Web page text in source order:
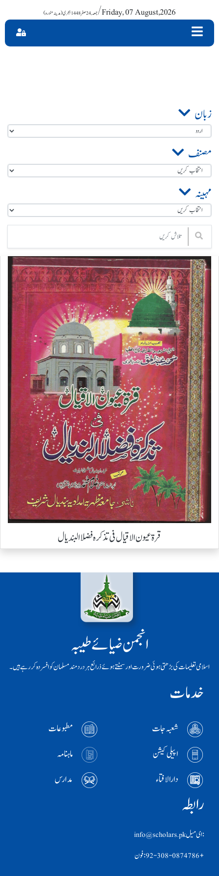
جمعہ , 24 صفر 1448 ہجری (مدینہ منورہ)/ Friday, 07 August,2026
زبان
مصنف
مہینہ
قرۃ عیون الاقیال فی تذکرہ فضلا البندیال
انجمن ضیائے طیبہ
اسلامی تعلیمات کی بڑھتی ہوئی ضرورت اور سمٹتے ہوئے ذرائع ہر دردمند مسلمان کو افسردہ کر رہے ہیں۔
خدمات
شعبہ جات
مطبوعات
اپیلی کیشن
ماہنامہ
دارالافتاء
مدارس
رابطہ
:ای ميل info@scholars.pk
+92-308-0874786 :فون